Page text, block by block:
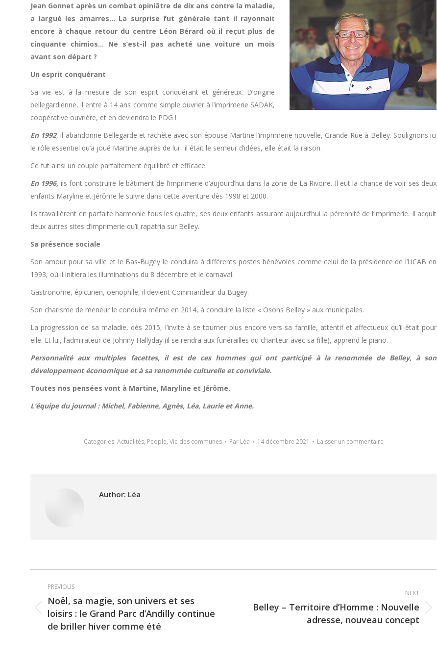
Jean Gonnet après un combat opiniâtre de dix ans contre la maladie,
a largué les amarres… La surprise fut générale tant il rayonnait
encore à chaque retour du centre Léon Bérard où il reçut plus de
cinquante chimios… Ne s’est-il pas acheté une voiture un mois
avant son départ ?
Un esprit conquérant
Sa vie est à la mesure de son esprit conquérant et généreux. D’origine
bellegardienne, il entre à 14 ans comme simple ouvrier à l’imprimerie SADAK,
coopérative ouvrière, et en deviendra le PDG !
En 1992, il abandonne Bellegarde et rachète avec son épouse Martine l’imprimerie nouvelle, Grande-Rue à Belley. Soulignons ici
le rôle essentiel qu’a joué Martine auprès de lui : il était le semeur d’idées, elle était la raison.
Ce fut ainsi un couple parfaitement équilibré et efficace.
En 1996, ils font construire le bâtiment de l’imprimerie d’aujourd’hui dans la zone de La Rivoire. Il eut la chance de voir ses deux
enfants Maryline et Jérôme le suivre dans cette aventure dès 1998 et 2000.
Ils travaillèrent en parfaite harmonie tous les quatre, ses deux enfants assurant aujourd’hui la pérennité de l’imprimerie. Il acquit
deux autres sites d’imprimerie qu’il rapatria sur Belley.
Sa présence sociale
Son amour pour sa ville et le Bas-Bugey le conduira à différents postes bénévoles comme celui de la présidence de l’UCAB en
1993, où il initiera les illuminations du 8 décembre et le carnaval.
Gastronome, épicurien, oenophile, il devient Commandeur du Bugey.
Son charisme de meneur le conduira même en 2014, à conduire la liste « Osons Belley » aux municipales.
La progression de sa maladie, dès 2015, l’invite à se tourner plus encore vers sa famille, attentif et affectueux qu’il était pour
elle. Et lui, l’admirateur de Johnny Hallyday (il se rendra aux funérailles du chanteur avec sa fille), apprend le piano.
Personnalité aux multiples facettes, il est de ces hommes qui ont participé à la renommée de Belley, à son
développement économique et à sa renommée culturelle et conviviale.
Toutes nos pensées vont à Martine, Maryline et Jérôme.
L’équipe du journal : Michel, Fabienne, Agnès, Léa, Laurie et Anne.
Categories: Actualités, People, Vie des communes Par Léa 14 décembre 2021 Laisser un commentaire
Author: Léa
Post
navigation
PREVIOUS
Previous
post:
Noël, sa magie, son univers et ses
loisirs : le Grand Parc d’Andilly continue
de briller hiver comme été
NEXT
Next
Belley – Territoire d’Homme : Nouvelle
adresse, nouveau concept